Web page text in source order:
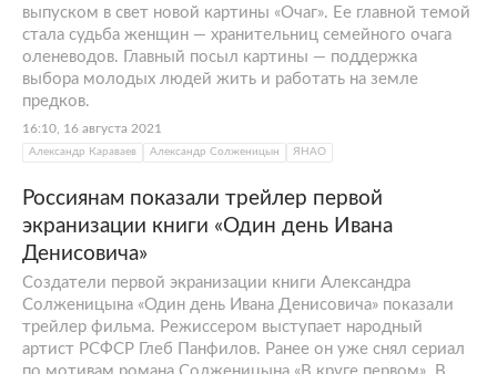
выпуском в свет новой картины «Очаг». Ее главной темой
стала судьба женщин — хранительниц семейного очага
оленеводов. Главный посыл картины — поддержка
выбора молодых людей жить и работать на земле
предков.
16:10, 16 августа 2021
Александр Караваев Александр Солженицын ЯНАО
Россиянам показали трейлер первой
экранизации книги «Один день Ивана
Денисовича»
Создатели первой экранизации книги Александра
Солженицына «Один день Ивана Денисовича» показали
трейлер фильма. Режиссером выступает народный
артист РСФСР Глеб Панфилов. Ранее он уже снял сериал
по мотивам романа Солженицына «В круге первом». В